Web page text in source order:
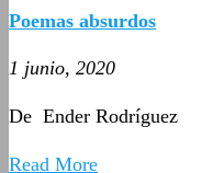
Poemas absurdos
1 junio, 2020
De Ender Rodríguez
Read More